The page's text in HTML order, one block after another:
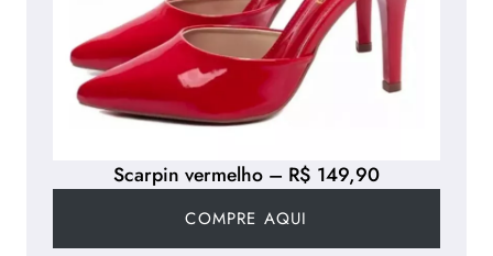
Scarpin vermelho – R$ 149,90
COMPRE AQUI